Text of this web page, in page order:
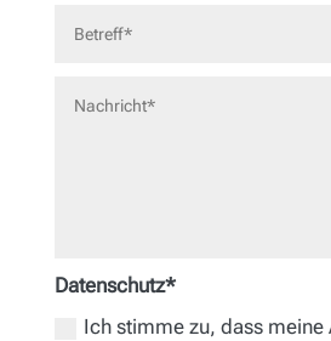
Datenschutz*
Ich stimme zu, dass meine